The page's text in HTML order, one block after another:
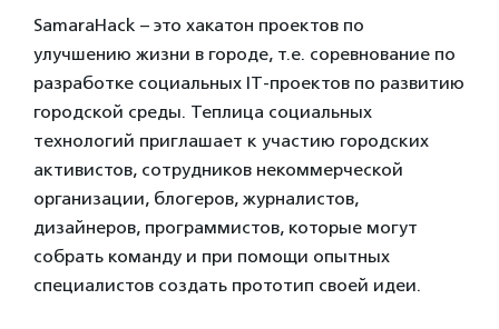
SamaraHack – это хакатон проектов по
улучшению жизни в городе, т.е. соревнование по
разработке социальных IT-проектов по развитию
городской среды. Теплица социальных
технологий приглашает к участию городских
активистов, сотрудников некоммерческой
организации, блогеров, журналистов,
дизайнеров, программистов, которые могут
собрать команду и при помощи опытных
специалистов создать прототип своей идеи.